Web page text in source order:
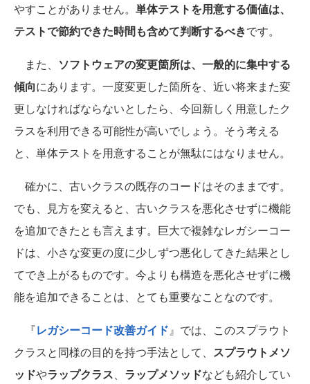
やすことがありません。 単体テストを用意する価値は、
テストで節約できた時間も含めて判断するべきです。
また、 ソフトウェアの変更箇所は、一般的に集中する
傾向にあります。一度変更した箇所を、近い将来また変
更しなければならないとしたら、今回新しく用意したク
ラスを利用できる可能性が高いでしょう。そう考える
と、単体テストを用意することが無駄にはなりません。
確かに、古いクラスの既存のコードはそのままです。
でも、見方を変えると、古いクラスを悪化させずに機能
を追加できたとも言えます。巨大で複雑なレガシーコー
ドは、小さな変更の度に少しずつ悪化してきた結果とし
てでき上がるものです。今よりも構造を悪化させずに機
能を追加できることは、とても重要なことなのです。
『レガシーコード改善ガイド』では、このスプラウト
クラスと同様の目的を持つ手法として、 スプラウトメソ
ッドやラップクラス、 ラップメソッドなども紹介してい